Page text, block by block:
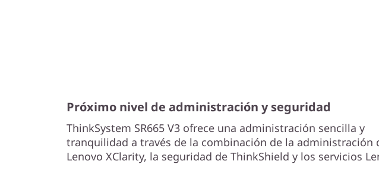
Próximo nivel de administración y seguridad
ThinkSystem SR665 V3 ofrece una administración sencilla y
tranquilidad a través de la combinación de la administración
Lenovo XClarity, la seguridad de ThinkShield y los servicios